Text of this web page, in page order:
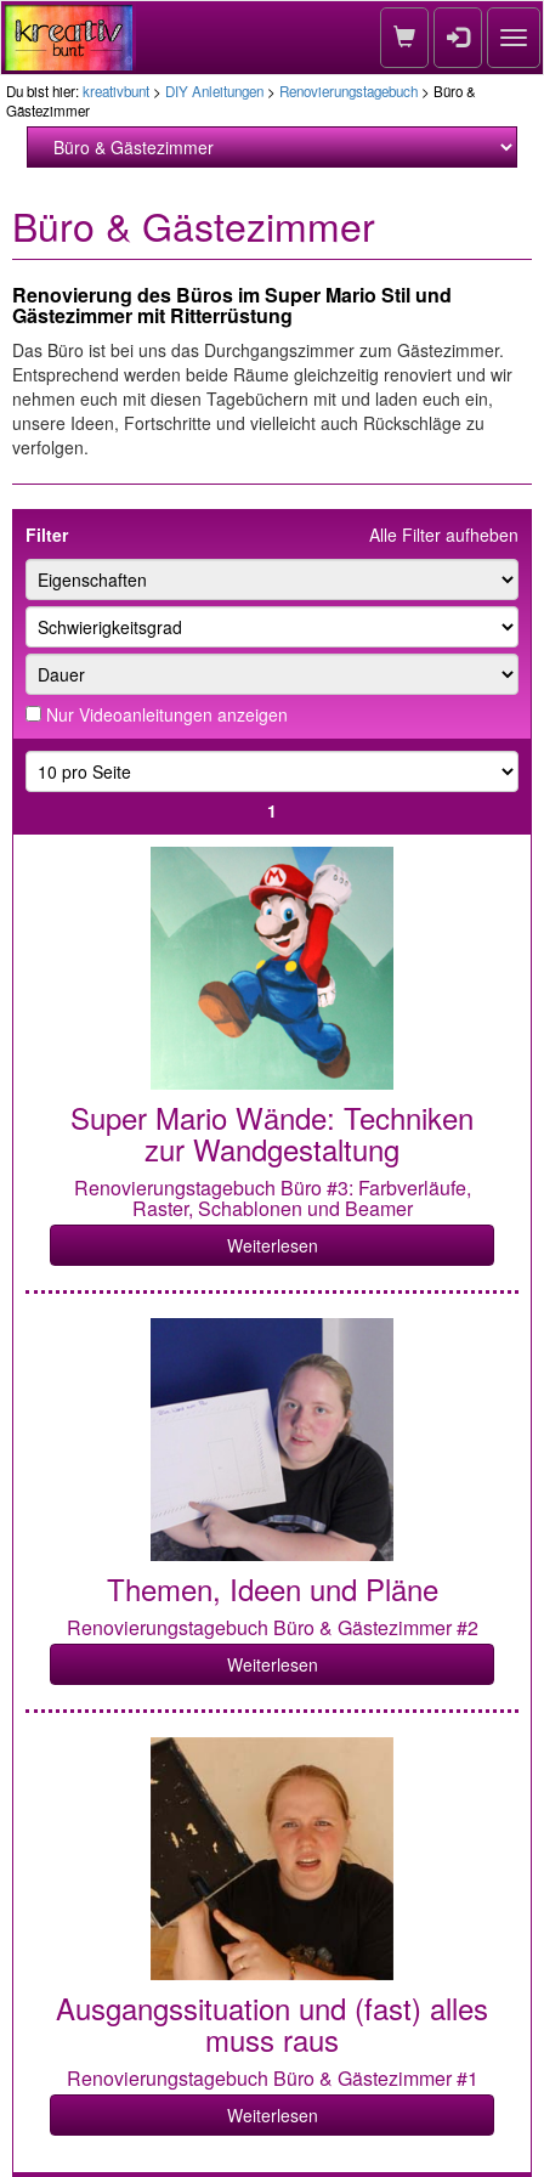
Du bist hier:kreativbunt > DIY Anleitungen > Renovierungstagebuch > Büro &
Gästezimmer
Büro & Gästezimmer
Renovierung des Büros im Super Mario Stil und
Gästezimmer mit Ritterrüstung
Das Büro ist bei uns das Durchgangszimmer zum Gästezimmer.
Entsprechend werden beide Räume gleichzeitig renoviert und wir
nehmen euch mit diesen Tagebüchern mit und laden euch ein,
unsere Ideen, Fortschritte und vielleicht auch Rückschläge zu
verfolgen.
Alle Filter aufheben
Filter
Nur Videoanleitungen anzeigen
1
Super Mario Wände: Techniken
zur Wandgestaltung
Renovierungstagebuch Büro #3: Farbverläufe,
Raster, Schablonen und Beamer
Weiterlesen
Themen, Ideen und Pläne
Renovierungstagebuch Büro & Gästezimmer #2
Weiterlesen
Ausgangssituation und (fast) alles
muss raus
Renovierungstagebuch Büro & Gästezimmer #1
Weiterlesen